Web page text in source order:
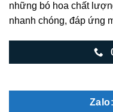
những bó hoa chất
nhanh chóng, đáp ứng